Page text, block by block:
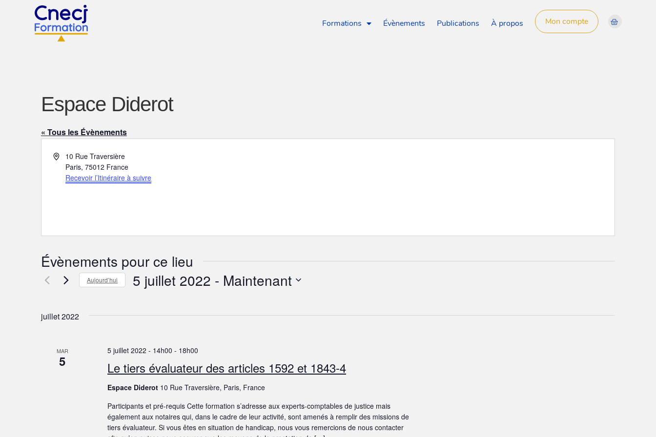
Formations Évènements Publications À propos Mon compte
Espace Diderot
« Tous les Évènements
A
10 Rue Traversière
Paris, 75012 France
Recevoir l’Itinéraire à suivre
Évènements pour ce lieu
Aujourd’hui 5 juillet 2022 - Maintenant
i
n
n
e
z
juillet 2022
MAR
5 Le tiers évaluateur des articles 1592 et 1843-4
5 juillet 2022 - 14h00 - 18h00
Espace Diderot 10 Rue Traversière, Paris, France
Participants et pré-requis Cette formation s’adresse aux experts-comptables de justice mais
également aux notaires qui, dans le cadre de leur activité, sont amenés à remplir des missions de
tiers évaluateur. Si vous êtes en situation de handicap, nous vous remercions de nous contacter